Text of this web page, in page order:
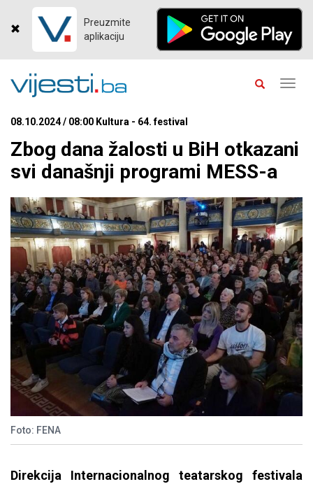
Preuzmite
aplikaciju
08.10.2024 / 08:00 Kultura - 64. festival
Zbog dana žalosti u BiH otkazani
svi današnji programi MESS-a
Foto: FENA
Direkcija Internacionalnog teatarskog festivala